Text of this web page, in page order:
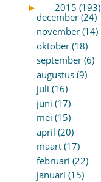
►
2015 (193)
december (24)
november (14)
oktober (18)
september (6)
augustus (9)
juli (16)
juni (17)
mei (15)
april (20)
maart (17)
februari (22)
januari (15)